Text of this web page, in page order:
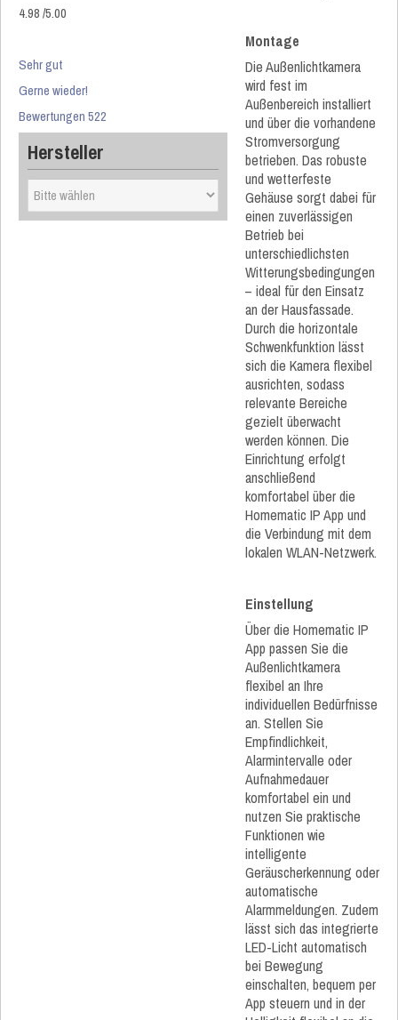
4.98/5.00
Sehr gut
Gerne wieder!
Bewertungen 522
Hersteller
Montage
Die Außenlichtkamera
wird fest im
Außenbereich installiert
und über die vorhandene
Stromversorgung
betrieben. Das robuste
und wetterfeste
Gehäuse sorgt dabei für
einen zuverlässigen
Betrieb bei
unterschiedlichsten
Witterungsbedingungen
– ideal für den Einsatz
an der Hausfassade.
Durch die horizontale
Schwenkfunktion lässt
sich die Kamera flexibel
ausrichten, sodass
relevante Bereiche
gezielt überwacht
werden können. Die
Einrichtung erfolgt
anschließend
komfortabel über die
Homematic IP App und
die Verbindung mit dem
lokalen WLAN-Netzwerk.
Einstellung
Über die Homematic IP
App passen Sie die
Außenlichtkamera
flexibel an Ihre
individuellen Bedürfnisse
an. Stellen Sie
Empfindlichkeit,
Alarmintervalle oder
Aufnahmedauer
komfortabel ein und
nutzen Sie praktische
Funktionen wie
intelligente
Geräuscherkennung oder
automatische
Alarmmeldungen. Zudem
lässt sich das integrierte
LED-Licht automatisch
bei Bewegung
einschalten, bequem per
App steuern und in der